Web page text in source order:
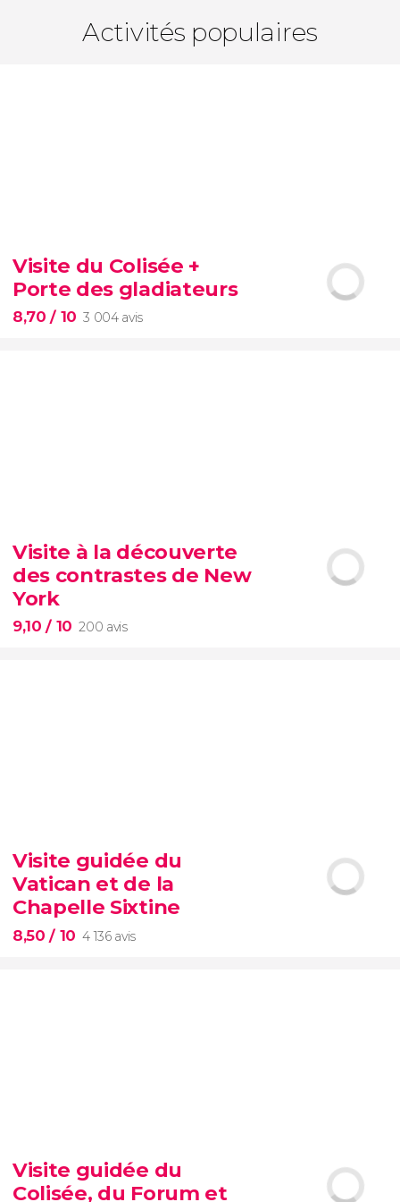
Activités populaires
Visite du Colisée +
Porte des gladiateurs
8,70/ 10 3 004 avis
vous ne pouvez pas passer à côté
d’une visite de l’éternel Colisée
Visite à la découverte
des contrastes de New
York
9,10/ 10 200 avis
visite autour des
contrastes de New York
Visite guidée du
Vatican et de la
Chapelle Sixtine
8,50/ 10 4 136 avis
Musées du Vatican
Chapelle Sixtine
éviterez les files
Visite guidée du
Colisée, du Forum et